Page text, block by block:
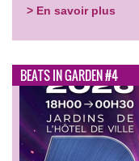
> En savoir plus
BEATS IN GARDEN #4